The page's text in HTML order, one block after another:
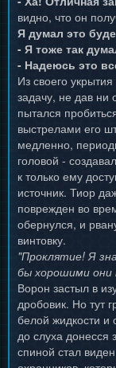
видно, что он
Я думал это
- Я тоже так
- Надеюсь это
Из своего
задачу, не дав ни
пытался
выстрелами его
медленно,
головой -
к только ему
источник. Тиор
поврежден во
обернулся, и
винтовку.
"Проклятие! Я
бы хорошими они
Ворон застыл в
дробовик. Но тут
белой жидкости и
до слуха донесся
спиной стал